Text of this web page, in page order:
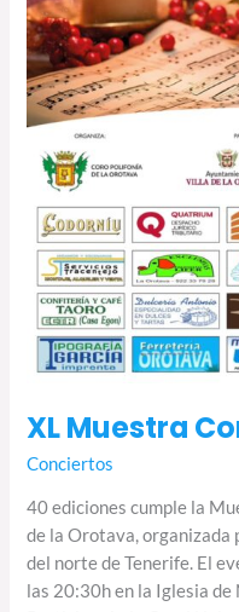
XL Muestra
Conciertos
40 ediciones cumple la
de la Orotava, organizada
del norte de Tenerife. El
las 20:30h en la Iglesia de